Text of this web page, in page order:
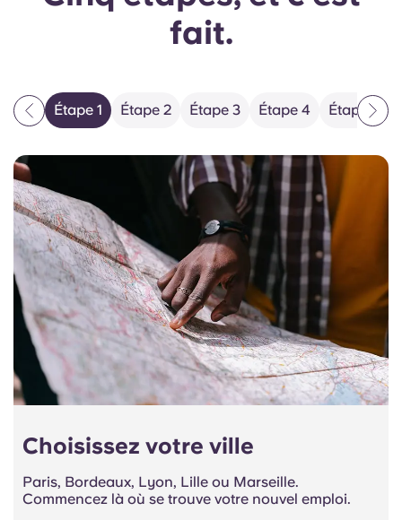
fait.
Étape 1 Étape 2 Étape 3 Étape 4 Étape 5
Choisissez votre ville
Paris, Bordeaux, Lyon, Lille ou Marseille.
Commencez là où se trouve votre nouvel emploi.